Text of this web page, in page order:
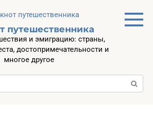
путешественника
и эмиграцию: страны,
достопримечательности и
многое другое